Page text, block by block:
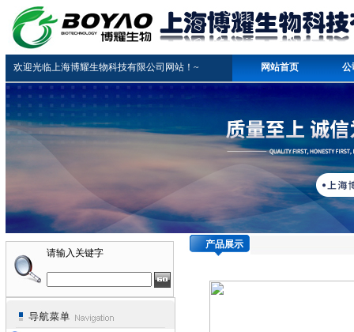
欢迎光临上海博耀生物科技有限公司网站！~ 网站首页 公
请输入关键字
产品展示